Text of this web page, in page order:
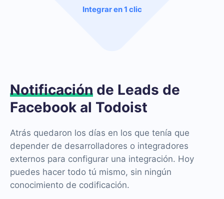
Integrar en 1 clic
Notificación de Leads de
Facebook al Todoist
Atrás quedaron los días en los que tenía que
depender de desarrolladores o integradores
externos para configurar una integración. Hoy
puedes hacer todo tú mismo, sin ningún
conocimiento de codificación.